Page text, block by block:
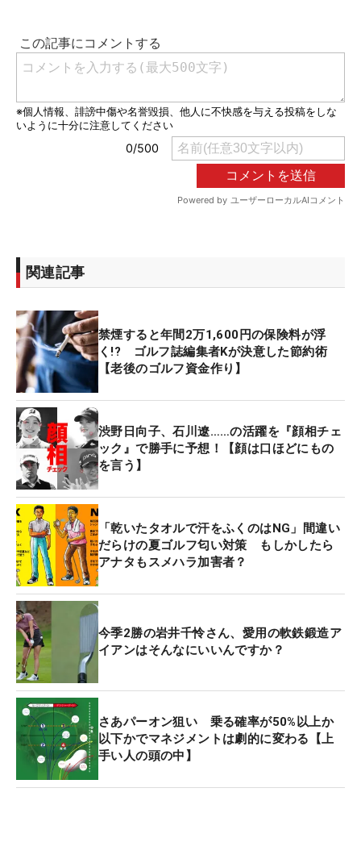
関連記事
禁煙すると年間2万1,600円の保険料が浮
く!? ゴルフ誌編集者Kが決意した節約術
【老後のゴルフ資金作り】
渋野日向子、石川遼……の活躍を『顔相チェ
ック』で勝手に予想！【顔は口ほどにもの
を言う】
「乾いたタオルで汗をふくのはNG」間違い
だらけの夏ゴルフ匂い対策 もしかしたら
アナタもスメハラ加害者？
今季2勝の岩井千怜さん、愛用の軟鉄鍛造ア
イアンはそんなにいいんですか？
さあパーオン狙い 乗る確率が50%以上か
以下かでマネジメントは劇的に変わる【上
手い人の頭の中】